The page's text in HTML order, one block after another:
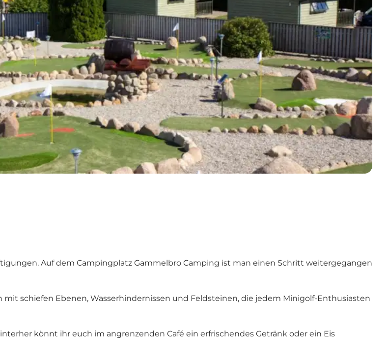
Auf dem Campingplatz Gammelbro Camping ist man einen Schritt weitergegangen
schiefen Ebenen, Wasserhindernissen und Feldsteinen, die jedem Minigolf-Enthusiasten
könnt ihr euch im angrenzenden Café ein erfrischendes Getränk oder ein Eis